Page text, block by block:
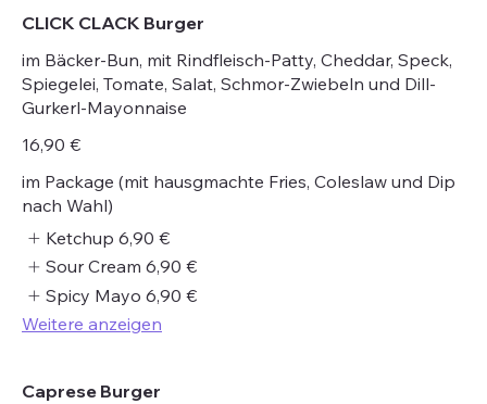
CLICK CLACK Burger
im Bäcker-Bun, mit Rindfleisch-Patty, Cheddar, Speck,
Spiegelei, Tomate, Salat, Schmor-Zwiebeln und Dill-
Gurkerl-Mayonnaise
16,90 €
im Package (mit hausgmachte Fries, Coleslaw und Dip
nach Wahl)
Ketchup 6,90 €
Sour Cream 6,90 €
Spicy Mayo 6,90 €
Weitere anzeigen
Caprese Burger